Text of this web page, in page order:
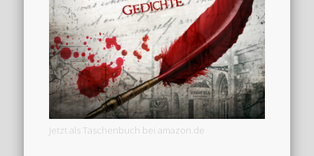
Jetzt als Taschenbuch bei amazon.de